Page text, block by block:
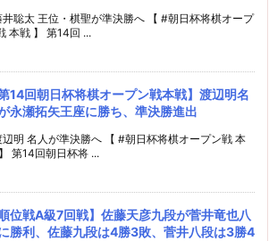
聡太 王位・棋聖が準決勝へ 【 #朝日杯将棋オープ
本戦 】 第14回 ...
第14回朝日杯将棋オープン戦本戦】渡辺明名
永瀬拓矢王座に勝ち、準決勝進出
明 名人が準決勝へ 【 #朝日杯将棋オープン戦 本
第14回朝日杯将 ...
順位戦A級7回戦】佐藤天彦九段が菅井竜也八
勝利、佐藤九段は4勝3敗、菅井八段は3勝4